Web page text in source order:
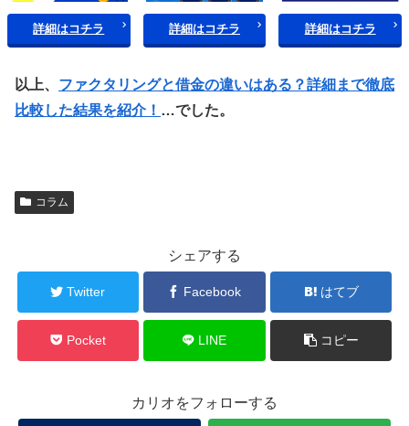
詳細はコチラ 詳細はコチラ 詳細はコチラ
以上、 ファクタリングと借金の違いはある？詳細まで徹底
比較した結果を紹介！ …でした。
コラム
シェアする
Twitter Facebook はてブ
Pocket LINE コピー
カリオをフォローする